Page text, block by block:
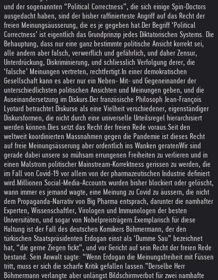
und der sogenannten “Political Correctness”, die sich einige Spin-Doctors
ausgedacht haben, sind der bisher raffinierteste Angriff auf das Recht der
freien Meinungsäusserung, die es je gegeben hat. Der Begriff ‘Political
Correctness’ ist eigentlich das Grundprinzip jedes Diktatorischen Systems. Die
Behauptung, dass nur eine ganz bestimmte politische Ansicht korrekt sei,
alle andern aber falsch, verwerflich und gefährlich, und daher Zensur,
Unterdrückung, Diskriminierung, und schliesslich Verfolgung derer, die
‘falsche’ Meinungen vertreten, rechtfertigt. In einer demokratischen
Gesellschaft kann es aber nur ein Neben- Mit- und Gegeneinander der
unterschiedlichsten politischen Ansichten und Meinungen geben, und die
Auseinandersetzung im Diskurs. Der französische Philosoph Jean-François
Lyotard betrachtet Diskurse als eine Vielheit verschiedener, eigenständiger
Diskursformen, die nicht durch eine universelle Urteilsregel hierarchisiert
werden können. Dies setzt das Recht der freien Rede voraus.Seit den
weltweit koordinierten Massnahmen gegen die Pandemie ist dieses Recht
auf freie Meinungsässerung aber ordentlich ins Wanken geratenWir sind
gerade dabei unsere so mühsam errungenen Freiheiten zu verlieren und in
einen Malstrom politischer Mainstream-Korrektness gerissen zu werden, die
im Fall von Covid-19 vor allem von der pharmazeutischen Industrie definiert
wird.Millionen Social-Media-Accounts wurden bisher blockiert oder gelöscht,
wann immer es jemand wagte, eine Meinung zu Covid zu äussern, die nicht
dem Propaganda-Narrativ von Big Pharma entsprach, darunter die namhafter
Experten, Wissenschaftler, Virologen und Immunologen der besten
Universitäten, und sogar von Nobelpreisträgern.Exemplarisch für diese
Haltung ist der Fall des deutschen Komikers Böhmermann, der den
türkischen Staatspräsidenten Erdogan einst als ‘Dumme Sau” bezeichnet
hat, “die gerne Ziegen fickt”, und vor Gericht auf sein Recht der freien Rede
bestand. Sein Anwalt sagte: “Wenn Erdogan die Meinungsfreiheit mit Füssen
tritt, muss er sich die scharfe Kritik gefallen lassen.”Derselbe Herr
Böhmermann verlangte aber unlängst Bildschirmverbot für zwei namhafte